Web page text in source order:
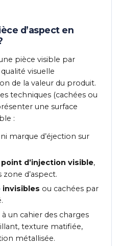
d’aspect en
pièce visible par
visuelle
de la valeur du produit.
techniques (cachées ou
une surface
:
ni marque d’éjection sur
d’injection visible,
d’aspect.
invisibles ou cachées par
à un cahier des charges
texture matifiée,
métallisée.